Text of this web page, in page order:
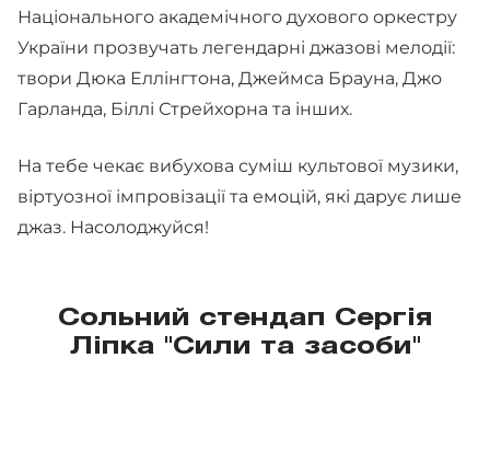
Національного академічного духового оркестру
України прозвучать легендарні джазові мелодії:
твори Дюка Еллінгтона, Джеймса Брауна, Джо
Гарланда, Біллі Стрейхорна та інших.
На тебе чекає вибухова суміш культової музики,
віртуозної імпровізації та емоцій, які дарує лише
джаз. Насолоджуйся!
Сольний стендап Сергія
Ліпка "Сили та засоби"